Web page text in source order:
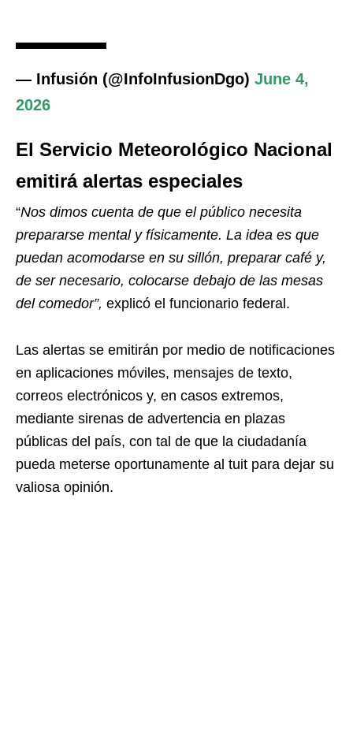
— Infusión (@InfoInfusionDgo) June 4,
2026
El Servicio Meteorológico Nacional
emitirá alertas especiales
“Nos dimos cuenta de que el público necesita
prepararse mental y físicamente. La idea es que
puedan acomodarse en su sillón, preparar café y,
de ser necesario, colocarse debajo de las mesas
del comedor”, explicó el funcionario federal.
Las alertas se emitirán por medio de notificaciones
en aplicaciones móviles, mensajes de texto,
correos electrónicos y, en casos extremos,
mediante sirenas de advertencia en plazas
públicas del país, con tal de que la ciudadanía
pueda meterse oportunamente al tuit para dejar su
valiosa opinión.